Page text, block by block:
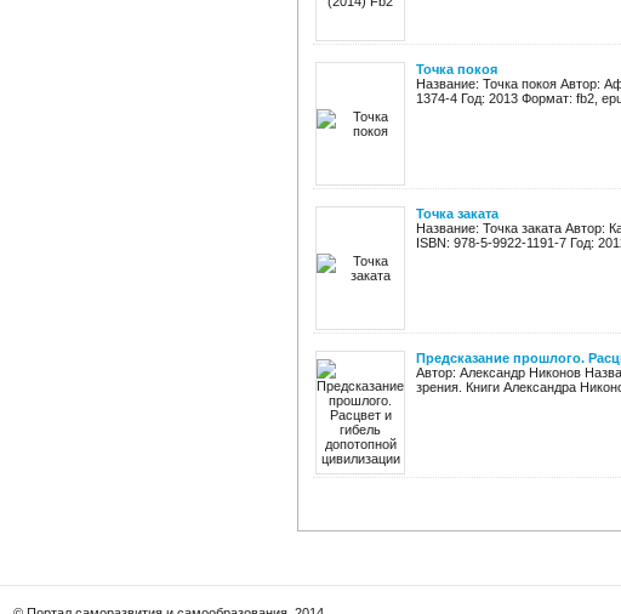
Точка покоя
Название: Точка покоя Автор:
1374-4 Год: 2013 Формат: fb2,
Точка заката
Название: Точка заката Автор:
ISBN: 978-5-9922-1191-7 Год:
Предсказание прошлого.
Автор: Александр Никонов
зрения. Книги Александра